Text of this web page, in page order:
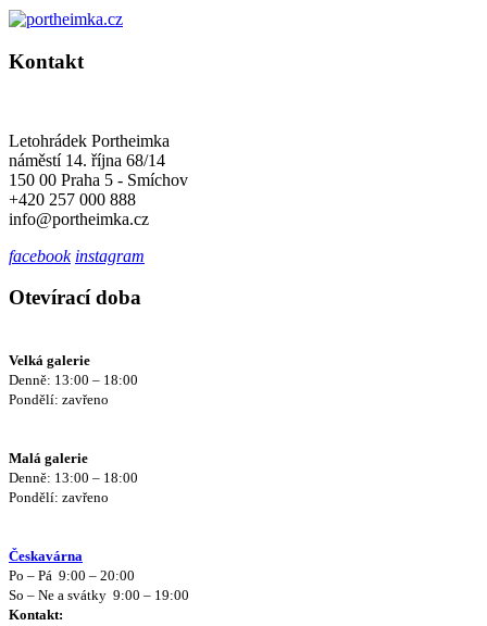
Kontakt
Letohrádek Portheimka
náměstí 14. října 68/14
150 00 Praha 5 - Smíchov
+420 257 000 888
info@portheimka.cz
facebook instagram
Otevírací doba
Velká galerie
Denně: 13:00 – 18:00
Pondělí: zavřeno
Malá galerie
Denně: 13:00 – 18:00
Pondělí: zavřeno
Českavárna
Po – Pá 9:00 – 20:00
So – Ne a svátky 9:00 – 19:00
Kontakt: